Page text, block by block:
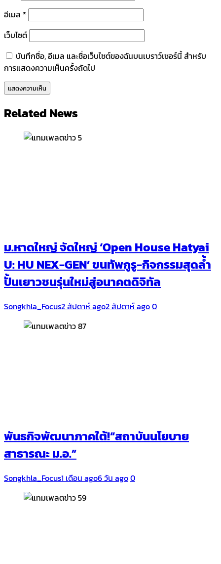
อีเมล *
เว็บไซต์
บันทึกชื่อ, อีเมล และชื่อเว็บไซต์ของฉันบนเบราว์เซอร์นี้ สำหรับ
การแสดงความเห็นครั้งถัดไป
Related News
ม.หาดใหญ่ จัดใหญ่ ‘Open House Hatyai
U: HU NEX-GEN’ ขนทัพกูรู-กิจกรรมสุดล้ำ
ปั้นเยาวชนรุ่นใหม่สู่อนาคตดิจิทัล
Songkhla_Focus2 สัปดาห์ ago2 สัปดาห์ ago0
พันธกิจพัฒนาภาคใต้!“สถาบันนโยบาย
สาธารณะ ม.อ.”
Songkhla_Focus1 เดือน ago6 วัน ago0